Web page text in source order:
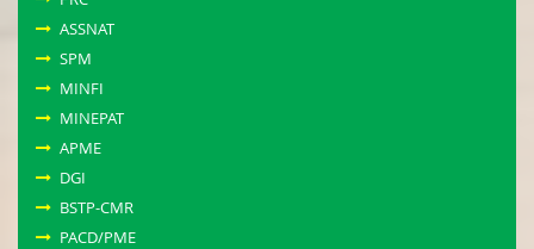
ASSNAT
SPM
MINFI
MINEPAT
APME
DGI
BSTP-CMR
PACD/PME